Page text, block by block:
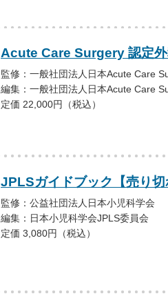
Acute Care Surgery 認定
監修：一般社団法人日本Acute Care
編集：一般社団法人日本Acute Care
定価 22,000円（税込）
JPLSガイドブック【売り切
監修：公益社団法人日本小児科学会
編集：日本小児科学会JPLS委員会
定価 3,080円（税込）